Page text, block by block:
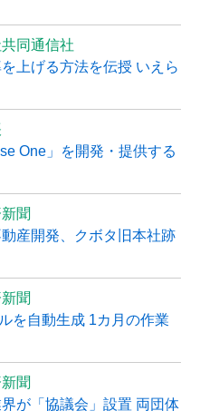
同通信社
上げる方法を伝授 いえら
One」を開発・提供する
聞
産開発、クボタ旧本社跡
聞
を自動生成 1カ月の作業
聞
が「協議会」設置 両団体